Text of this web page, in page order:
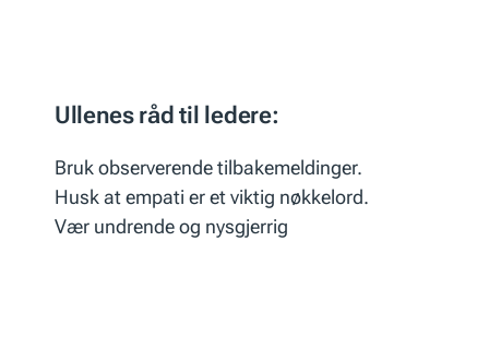
Ullenes råd til ledere:
Bruk observerende tilbakemeldinger.
Husk at empati er et viktig nøkkelord.
Vær undrende og nysgjerrig